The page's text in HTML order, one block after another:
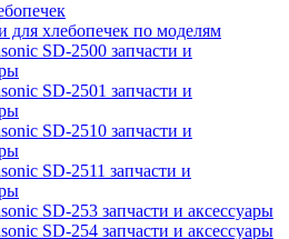
для хлебопечек по моделям
SD-2500 запчасти и
SD-2501 запчасти и
SD-2510 запчасти и
SD-2511 запчасти и
SD-253 запчасти и аксессуары
SD-254 запчасти и аксессуары